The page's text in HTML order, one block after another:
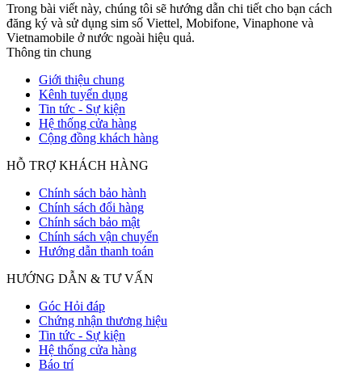
Trong bài viết này, chúng tôi sẽ hướng dẫn chi tiết cho bạn cách
đăng ký và sử dụng sim số Viettel, Mobifone, Vinaphone và
Vietnamobile ở nước ngoài hiệu quả.
Thông tin chung
Giới thiệu chung
Kênh tuyển dụng
Tin tức - Sự kiện
Hệ thống cửa hàng
Cộng đồng khách hàng
HỖ TRỢ KHÁCH HÀNG
Chính sách bảo hành
Chính sách đổi hàng
Chính sách bảo mật
Chính sách vận chuyển
Hướng dẫn thanh toán
HƯỚNG DẪN & TƯ VẤN
Góc Hỏi đáp
Chứng nhận thương hiệu
Tin tức - Sự kiện
Hệ thống cửa hàng
Báo trí